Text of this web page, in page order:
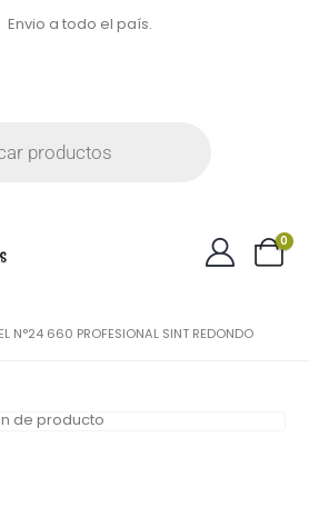
Envio a todo el país.
0
N°24 660 PROFESIONAL SINT REDONDO